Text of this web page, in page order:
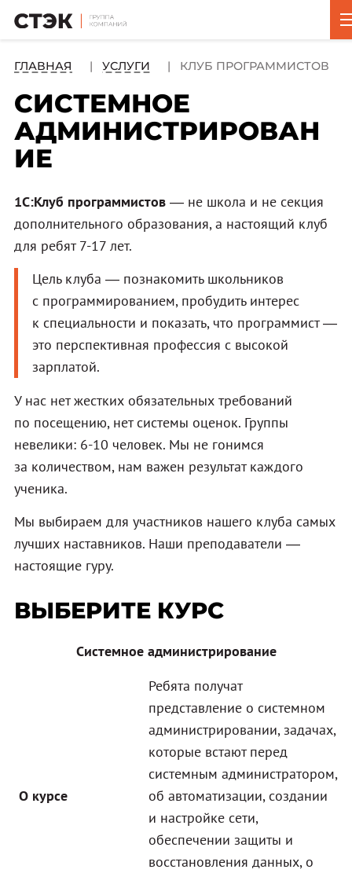
ГЛАВНАЯ УСЛУГИ КЛУБ ПРОГРАММИСТОВ
СИСТЕМНОЕ
АДМИНИСТРИРОВАН
ИЕ
1С:Клуб программистов — не школа и не секция
дополнительного образования, а настоящий клуб
для ребят 7-17 лет.
Цель клуба — познакомить школьников
с программированием, пробудить интерес
к специальности и показать, что программист —
это перспективная профессия с высокой
зарплатой.
У нас нет жестких обязательных требований
по посещению, нет системы оценок. Группы
невелики: 6-10 человек. Мы не гонимся
за количеством, нам важен результат каждого
ученика.
Мы выбираем для участников нашего клуба самых
лучших наставников. Наши преподаватели —
настоящие гуру.
ВЫБЕРИТЕ КУРС
Системное администрирование
О курсе
Ребята получат
представление о системном
администрировании, задачах,
которые встают перед
системным администратором,
об автоматизации, создании
и настройке сети,
обеспечении защиты и
восстановления данных, о